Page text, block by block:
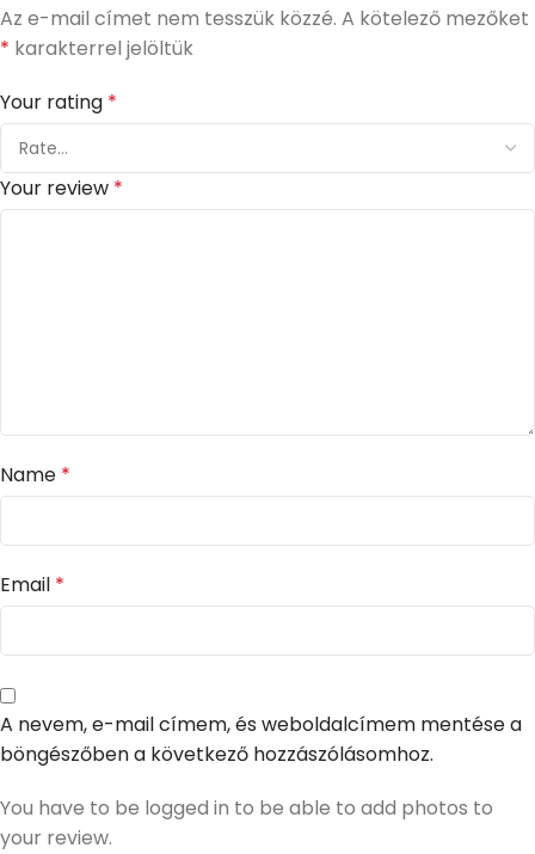
Az e-mail címet nem tesszük közzé. A kötelező mezőket
* karakterrel jelöltük
Your rating *
Your review *
Name *
Email *
A nevem, e-mail címem, és weboldalcímem mentése a
böngészőben a következő hozzászólásomhoz.
You have to be logged in to be able to add photos to
your review.